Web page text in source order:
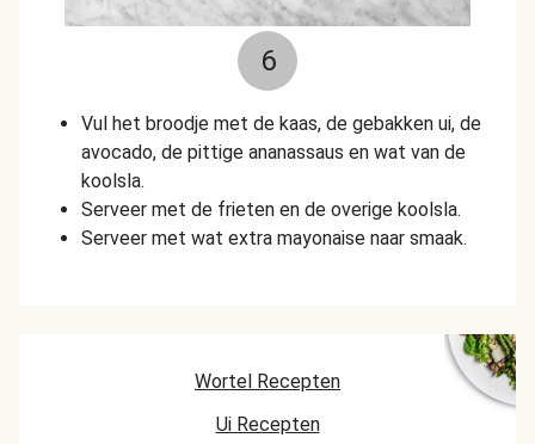
6
Vul het broodje met de kaas, de gebakken ui, de
avocado, de pittige ananassaus en wat van de
koolsla.
Serveer met de frieten en de overige koolsla.
Serveer met wat extra mayonaise naar smaak.
Wortel Recepten
Ui Recepten